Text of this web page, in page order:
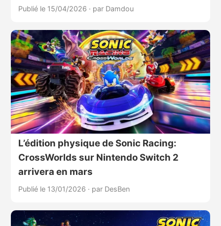
Publié le 15/04/2026 · par Damdou
L’édition physique de Sonic Racing:
CrossWorlds sur Nintendo Switch 2
arrivera en mars
Publié le 13/01/2026 · par DesBen